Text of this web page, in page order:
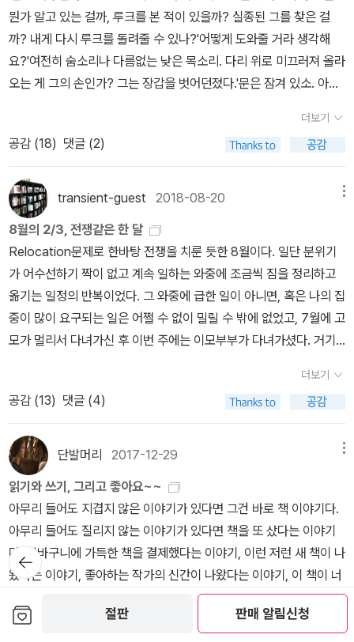
절판 판매 알림신청
서 세상은 무채색이 되는거지, 라고 이 커플은 대화를 나누었더랬다.
훌쩍 어른이 되어버린 그들 앞에는 긴 시간이 쌓여있었고, 그렇게 그
들이 대화를 나누는 사이 린젠칭에게 전화가 걸려온다. 전화를 받는
린젠칭의 수화기 너머로 '아빠' 하는 아이의 외침이 들려오고, 팡샤오
샤오는 당황하며 얼른 그 자리에서 일어나는데, 수화기 너머의 아이
기를 한 번 휘익 돌리는 사이사이, 팡샤오샤오는 그 전화기 속에 등장
하지 않기 위해 여기에서 저기로 저기에서 여기로 자꾸 몸을 움직여
야 한다. 그녀는 지금 이 시간, 숨어야 한다. 들키지 말아야 한다. 숨겨
진 존재가 된다. 그녀는 결국 호텔 바깥으로 나가고, 호텔 바깥에서 이
야기를 나누다가 린젠칭은 그녀의 손을 잡고 다시 호텔 안으로 들어
가려는데, 마침 린젠칭의 회사 사람을 마주친다. 린젠칭의 손에는 여
전히 팡샤오샤오의 손이 있었고, 린젠칭과 동료 사이는 어색해진다.
동료와 헤어지고나서 팡샤오샤오는 잡힌 손을 빼고 방에 들어가지 않
겠다고 말한다. 그들은 그렇게 차를 타고 베이징에 가기로 하는데, 그
데 이제는 내연녀 취급을 받고 있네.'아으- 너무 싫다 진짜 ㅠㅠ 내가
드러나면 안된다는 거. 나 여기 있는데 왜 드러나면 안돼 ㅠㅠㅠㅠㅠ
ㅠㅠㅠㅠㅠ 나를 드러나면 안되는 자리에 놓지마.이 재회가 있기 전
에, 팡샤오샤오는 린젠칭의 성공을 알고 있었다. 린젠칭이 팡샤오샤
오와 헤어지고나서 만든 게임은 린젠칭이 열심히 열심히 가난에서 탈
피하고자 이 일 저 일 거듭하는 동안 많은 사용자가 생겼고, 그렇게 큰
회사랑 계약하게 되면서 부자가 되는거다. 그런 린젠칭이 텔레비젼에
나와서 인터뷰를 하는데, 그 때 팡샤오샤오의 존재를 언급한다. 나를
진심으로 응원해주고 지켜봐주던 존재가 있었고, 그 존재와 함께 이
게임의 스토리를 만들었다, 고. 팡샤오샤오는 혼자 있던 어느 날 우연
히 식당에서 틀어둔 티비를 통해 그 장면을 보게 되는거다. 2018년
그들의 재회가 있고 나서, 함께 돌아와 베이징에서 헤어지고난 후, 린
맥켄지 데이비스 이후로 이런 캐릭터는 없었다.책들 진짜 다 너무 좋
았고, 가장 인상적이고 놀라웠던 건 《여자는 인질이다》였다. 소설도
포함되어 있지만, 이 해당도서들이 모두 읽을 때는 '작가들 천재천
재'를 내뱉게 만들었어. 위의 모든 도서가 페미니즘 추천도서인데, 혹
'샬롯 퍼킨스 길먼'의 《허랜드》로 시작해보라고 말하고 싶다. 허랜드
는 표제작인 <허랜드>도 좋지만, <누런 벽지>가 압권이다. 마침 며
칠전에 본 영화 《툴리》가 이 누런 벽지를 생각나게 한다. 툴리는 아메
리칸 김지영이면서 동시에 누런 벽지의 영화화라고 볼 수 있어. 샬롯
퍼킨스 길먼은 무려 백년전에 이 책을 써냈다.매우 좋은 시간이었다.
저 책들 모두 완독해서 뿌듯하지만, 내가 이 '여성주의 책 같이읽기'를
진행하지 않았다면 모두 완독했을 책들은 아닌것 같다. 아마 중간에
놓고 중간에 놓고 그러면서 대부분의 책들을 다음으로 미뤄뒀을지도
모르겠다. 그래서 좋은 기회였고 좋은 시간이었다. 아직 11월은 남아
있고, 다른 멤버들은 열심히 읽고 있다. 단톡방에 몇페이지까지 읽었
는지 보고하기도 하는데, 다들 조금씩, 단 몇장씩이라도 읽어서 늘어
난 페이지를 말하려 할 때마다 너무 감사하고 고마웠다. 아직 다른 멤
가기 전에는 완독하겠느라 의지를 불태우기도 했다. 다음에 더 늘어
난 쪽수를 말하기 위해 한 멤버는 전날 제2의성을 베고 자기도 했단
다. 읽으려다 잠들어버려서... 아아, 정말이지 감사한 일이 아닌가. 이
렇게나 성의를 보여준다는 게, 이거 한다고 누가 상준다는 것도 아니
고 칭찬듣는 것도 아니고 돈을 버는 것도 아닌데, 단지 우리의 약속이
므로 성의를 보이고 그것을 표현한다는 것이 정말이지 기쁘고 감사한
일이 아닐 수 없다. 여러분, 모두 수고하셨습니다. 그래서 우리는 만나
기로 했다. 만나서 그간의 수고를 좀 다독다독 쓰담쓰담 해주기로 했
잘 모르겠다. 아무튼 소설 읽는 거 개꿀.. (응?)정말 좋은 시간이었습
니다, 여러분. 함께 해주셔서 감사했어요!우리가 이걸 계속 이어나갈
는 점에서 한결 충격적이다.<여자 이야기>는 나치가 프랑스를 점령
했던 시대를 배경으로 한다. 두 아이의 엄마인 마리(Isabelle Huppe
rt)는 가수가 되는 것이 꿈이다. 남편은 전쟁터에 끌려갔고 두 아이와
살아남기 위해 생계를 꾸려나가는 것은 순전히 그녀의 몫이다. 우연
한 계기로 이웃에 사는 친구의 낙태를 돕고 그녀는 그 대가로 전축을
선물 받는다. 이로 말미암아 본격적으로 마리는 원치 않는 임신을 한
여자들에게 은밀히 낙태 수술을 해주고 그 대가로 돈을 받으며 생계
꾸려나가는 데는 관심 없이, 무기력하고 무능력할 뿐이다.마리는 계
속해서 불법 낙태 시술을 하며 돈을 벌고, 그렇게 번 돈으로 점점 큰
집으로 이사를 가며 나치 치하 프랑스라는 암울한 시대에 어울리지
않는 넉넉한 생활을 누리게 된다. 우연히 사귀게 된 매춘부 친구인 룰
루에게는 매춘을 할 공간으로 빈방을 제공하고 돈을 받는 등 ‘돈’을 벌
기위한 마리의 모험은 갈수록 위험해진다. 게다가 남편과 애정 없는
형식적인 결혼 생활을 유지하던 그녀는 젊고 잘생긴 남자를 만나 성
적인 쾌락까지 느끼며 자유로운 생활을 만끽하게 된다. 그렇게 모은
렇게 행복한 마리에게 느닷없이 큰 불행이 닥친다. 아내 마리의 방종
한 생활을 지켜보던 남편이 급기야 경찰서에 그녀를 신고하는 것이
다. 불법 낙태 시술을 하며 돈을 받았으며, 매춘을 알선했다며 그간 마
리의 죄를 낱낱이 고발한다. 그런 줄도 모르고 가수가 될 생각에 꿈에
부풀어 있던 마리는 행복에 겨워 두 아이를 끌어안고 춤을 춘다. 그때
집으로 들이닥친 경찰. 그녀는 결국 감옥에 갇힌다. 변호사를 고용하
지만 분위기가 심상치 않다. 변호사는 여자에게는 그런 중형을 내린
적이 없다고 마리를 안심시키지만 어쩐지 마리는 점점 중범죄자들이
수감된 교도소로 이송될 뿐이다.그리고 법정은 그녀에게 최고형을 선
고한다. 낙태와 매춘 알선 등 ‘불법적이고 비윤리적인’일을 자행했고
그런 비윤리적인 일에는 최고형이 내려져 마땅하다고 선고한다. 전쟁
이 끝난 뒤, 국가는 도덕 및 윤리, 사회 기강 확립이 필요했고, 그 선례
뭔가 알고 있는 걸까, 루크를 본 적이 있을까? 실종된 그를 찾은 걸
까? 내게 다시 루크를 돌려줄 수 있나?'어떻게 도와줄 거라 생각해
요?'여전히 숨소리나 다름없는 낮은 목소리. 다리 위로 미끄러져 올라
오는 게 그의 손인가? 그는 장갑을 벗어던졌다.'문은 잠겨 있소. 아무
을 거요.'그는 장막을 걷는다. 그의 얼굴 아랫부분은 하얀 가제 마스크
로 가려져 있다. 한 쌍의 갈색 눈동자, 코 하나, 그리고 머리카락이 갈
색인 머리 하나. 그의 손은 내 두 다리 사이에 있다. (p.106)아이가 없
어 대리모를 데리고 사는 대부분의 사령관들은 불임인 경우가 많다.
그것도 모르는 채로 시녀들은 어쩌면 자신에게 문제가 있을지도 모른
다고 생각을 하고. 시녀의 역할을 할 수 있는 것도 나이 제한이 있다.
사령관과 아이를 갖는 행위를 치르는 것도 임신 가능성이 높은 날 하
루 이틀이고. 오브프레드 역시 임신하지 못하고 있고 또 시간이 얼마
남지 않았다. 시녀들은 매달 정기적으로 병원에 가 몸에 이상은 없는
지 검진을 받아야 하는데, 이번에 갔더니 닥터가 자신이 도와주겠다
고 말하며, 자신과의 섹스를 제안한다. 명목상 그가 하는 제안은 '그녀
를 위한' 것이었다. 너희들이 만나는 늙은이들 대부분이 불임인데 너
네들이 겪는 고통을 보니 끔찍하다, 는 것. 그러니 자신이 기꺼이(!)
떻게든, 어디든, 어떤 방식으로든 그녀를 만질(?)수 있는 위치에 있
다.이에 시녀는 고민해야 한다. 내가 이 제안을 받아들여야 하나. 진심
어린, 진심 어린 동정의 목소리다. 하지만 한편으로 그는 즐기고 있는
게 분명하다. 동정이며 이 모든 일들을. 두 눈은 동정으로 촉촉하게 젖
어 있지만, 한 손은 초조하고 성급하게 내 몸을 더듬고 있다.'너무 위
험해요. 그럴 수는 없어요.'죄의 대가는 사형이다. 하지만 현장에서 들
킬 때의 일이다. 그것도 증인 두 명이 있어야 한다. 가능성이 얼마나
될까? 진료실에 도청 장치가 되어 있거나 문 뒤에서 누군가 기다리고
있을 가능성이?내 몸을 훑던 그의 손이 뚝 움직임을 멈춘다.'생각해
보세요. 당신 차트를 봤어요. 시간이 얼마 남지 않았더군요. 하지만 당
더보기
공감 (18) 댓글 (2)
transient-guest 2018-08-20
8월의 2/3, 전쟁같은 한 달
Relocation문제로 한바탕 전쟁을 치룬 듯한 8월이다. 일단 분위기
가 어수선하기 짝이 없고 계속 일하는 와중에 조금씩 짐을 정리하고
옮기는 일정의 반복이었다. 그 와중에 급한 일이 아니면, 혹은 나의 집
중이 많이 요구되는 일은 어쩔 수 없이 밀릴 수 밖에 없었고, 7월에 고
모가 멀리서 다녀가신 후 이번 주에는 이모부부가 다녀가셨다. 거기
기 때문에 필요한 기관에 각각 개별적으로 편지를 보내 이를 알린 것
이 수백 통이었다. 다음 주면 임시사무공간에 인터넷이 들어오고 아
마 VoIP서비스를 신청하게 될 것이니 이건 또다른 일이다. 설상가상
으로 다음 주간에는 배심원단 pool에 들어가버렸는데 일단 월요일은
내 그룹의 일정이 아니라서 오후에 다시 확인해야 한다. 결과적으로
는 excuse를 받을 수밖에 없는 상황이지만 대기상태에 있다가 출두
명령이 확인되면 하루는 꼬박 허비하게 된다. 개인적으로 한번 정도
는 해보고 싶고 시민의 civic duty라는 점도 무시할 수는 없으나 지
금의 정부에 뭔가를 해주고 싶은 마음도 없거니와 지금 내 상황이 그
렇게 시간을 빼서 재판에 참여할 정신을 허락할 것 같지는 않다. 책이
생각보다 많았는지 예상을 훨씬 넘는 숫자라서 내가 생각한 정리계획
에 차질이 생겼다. 아무래도 마구 보관하려고 책장 하단에 꽂아놓은
더보기
공감 (13) 댓글 (4)
단발머리 2017-12-29
읽기와 쓰기, 그리고 좋아요~~
아무리 들어도 지겹지 않은 이야기가 있다면 그건 바로 책 이야기다.
아무리 들어도 질리지 않는 이야기가 있다면 책을 또 샀다는 이야기
다. 장바구니에 가득한 책을 결제했다는 이야기, 이런 저런 새 책이 나
왔다는 이야기, 좋아하는 작가의 신간이 나왔다는 이야기, 이 책이 너
무 좋더라는 이야기. 아무리 들어도 싫증나지 않는다. 책 이야기가 좋
아서, 책 이야기를 듣고 싶어서 알라딘 서재에 오게 됐다. 책에 대한
더보기
뒤로가
기